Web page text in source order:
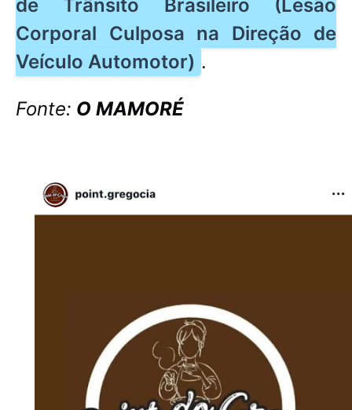
de Trânsito Brasileiro (Lesão
Corporal Culposa na Direção de
Veículo Automotor) .
Fonte: O MAMORÉ